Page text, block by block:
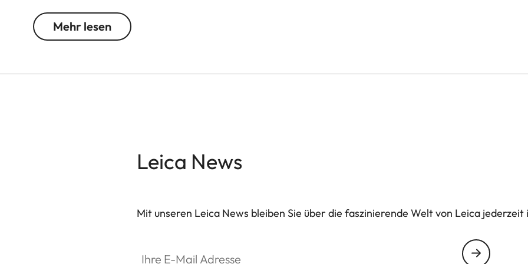
Einschubfach für eine weitere SD-Karte bleibt ihre M11 stets einsatzbereit.
Mehr lesen
Leica News
Mit unseren Leica News bleiben Sie über die faszinierende Welt von Leica